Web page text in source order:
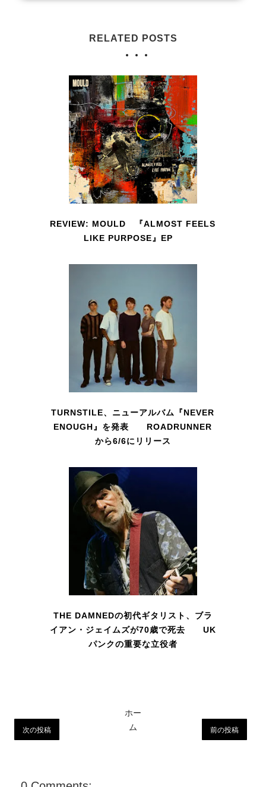
RELATED POSTS
REVIEW: MOULD 『ALMOST FEELS
LIKE PURPOSE』EP
TURNSTILE、ニューアルバム『NEVER
ENOUGH』を発表 ROADRUNNER
から6/6にリリース
THE DAMNEDの初代ギタリスト、ブラ
イアン・ジェイムズが70歳で死去 UK
パンクの重要な立役者
次の投稿 前の投稿
ホー
ム